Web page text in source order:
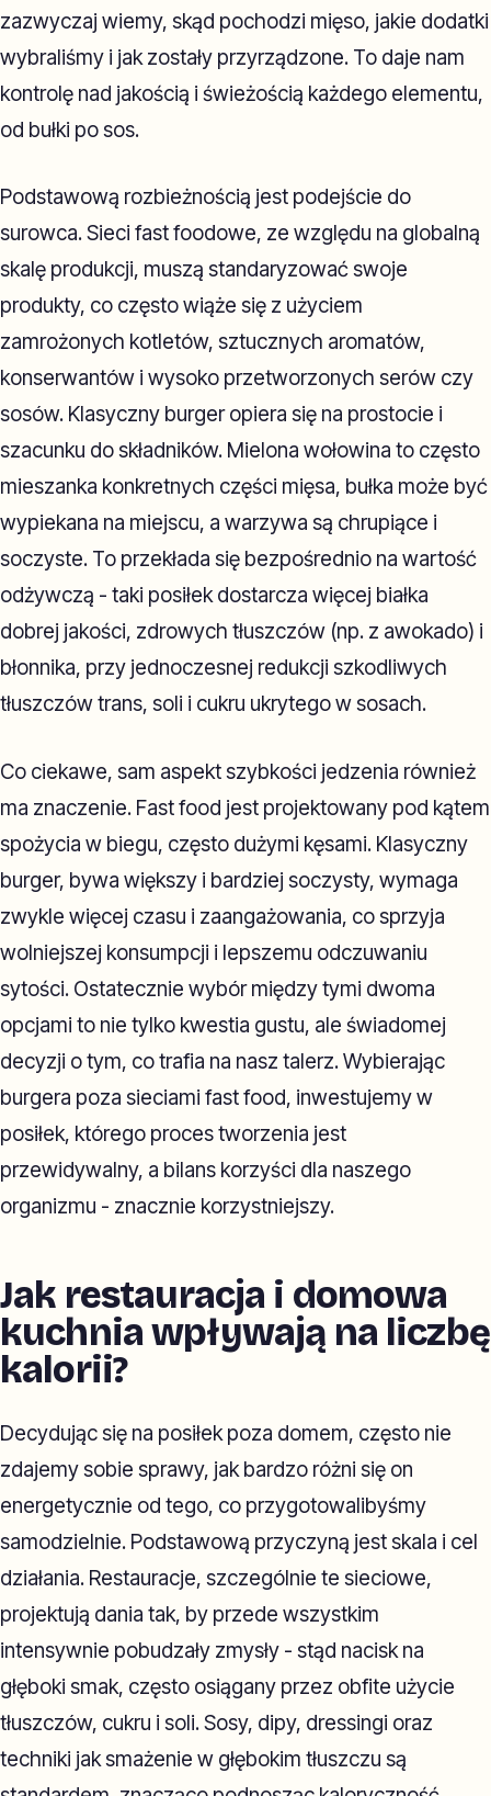
zazwyczaj wiemy, skąd pochodzi mięso, jakie dodatki
wybraliśmy i jak zostały przyrządzone. To daje nam
kontrolę nad jakością i świeżością każdego elementu,
od bułki po sos.
Podstawową rozbieżnością jest podejście do
surowca. Sieci fast foodowe, ze względu na globalną
skalę produkcji, muszą standaryzować swoje
produkty, co często wiąże się z użyciem
zamrożonych kotletów, sztucznych aromatów,
konserwantów i wysoko przetworzonych serów czy
sosów. Klasyczny burger opiera się na prostocie i
szacunku do składników. Mielona wołowina to często
mieszanka konkretnych części mięsa, bułka może być
wypiekana na miejscu, a warzywa są chrupiące i
soczyste. To przekłada się bezpośrednio na wartość
odżywczą - taki posiłek dostarcza więcej białka
dobrej jakości, zdrowych tłuszczów (np. z awokado) i
błonnika, przy jednoczesnej redukcji szkodliwych
tłuszczów trans, soli i cukru ukrytego w sosach.
Co ciekawe, sam aspekt szybkości jedzenia również
ma znaczenie. Fast food jest projektowany pod kątem
spożycia w biegu, często dużymi kęsami. Klasyczny
burger, bywa większy i bardziej soczysty, wymaga
zwykle więcej czasu i zaangażowania, co sprzyja
wolniejszej konsumpcji i lepszemu odczuwaniu
sytości. Ostatecznie wybór między tymi dwoma
opcjami to nie tylko kwestia gustu, ale świadomej
decyzji o tym, co trafia na nasz talerz. Wybierając
burgera poza sieciami fast food, inwestujemy w
posiłek, którego proces tworzenia jest
przewidywalny, a bilans korzyści dla naszego
organizmu - znacznie korzystniejszy.
Jak restauracja i domowa
kuchnia wpływają na liczbę
kalorii?
Decydując się na posiłek poza domem, często nie
zdajemy sobie sprawy, jak bardzo różni się on
energetycznie od tego, co przygotowalibyśmy
samodzielnie. Podstawową przyczyną jest skala i cel
działania. Restauracje, szczególnie te sieciowe,
projektują dania tak, by przede wszystkim
intensywnie pobudzały zmysły - stąd nacisk na
głęboki smak, często osiągany przez obfite użycie
tłuszczów, cukru i soli. Sosy, dipy, dressingi oraz
techniki jak smażenie w głębokim tłuszczu są